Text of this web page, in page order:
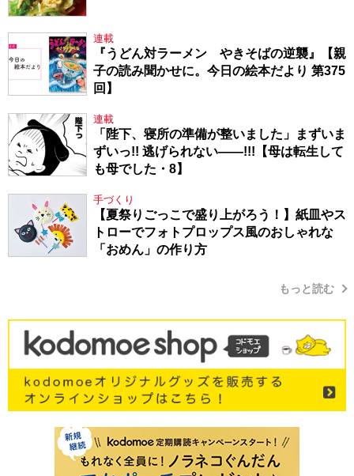
連載
『うどん対ラーメン やきそばの逆襲』【親
子の読み聞かせに。今日の絵本だより 第375
回】
連載
「陛下、寝所の準備が整いました」まずいま
ずいっ!! 逃げられない――!!!【母は転生して
も母でした・8】
手づくり
【夏祭りごっこで盛り上がろう！】紙皿やス
トローでフォトプロップス風のおしゃれな
「おめん」の作り方
もっと読む